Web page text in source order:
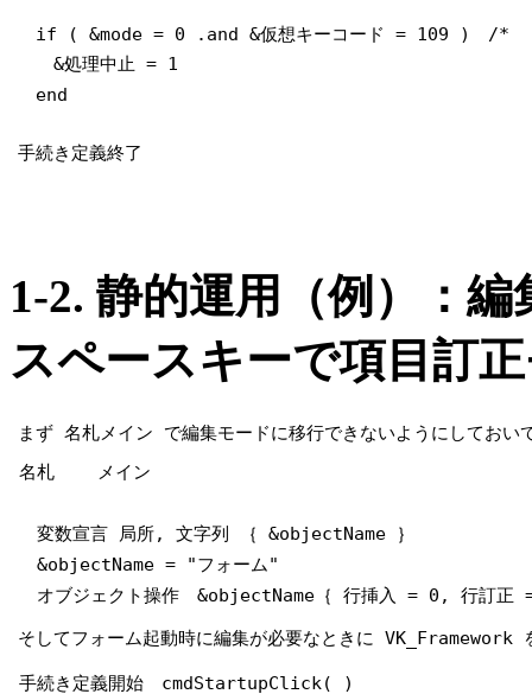
if ( &mode = 0 .and &仮想キーコード = 109 ) /* ［
&処理中止 = 1
end
手続き定義終了
1-2. 静的運用（例）：
スペースキーで項目訂
まず 名札メイン で編集モードに移行できないようにしておい
名札 メイン
変数宣言 局所, 文字列 ｛ &objectName ｝
&objectName = "フォーム"
オブジェクト操作 &objectName｛ 行挿入 = 0, 行訂正
そしてフォーム起動時に編集が必要なときに VK_Framework
手続き定義開始 cmdStartupClick( )